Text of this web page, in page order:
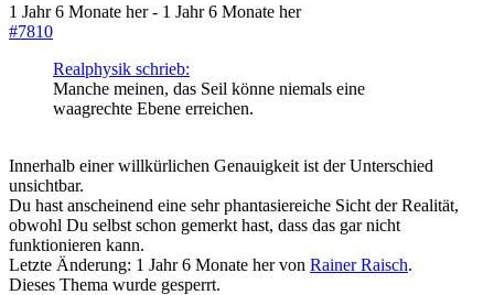
1 Jahr 6 Monate her- 1 Jahr 6 Monate her
#7810
Realphysik schrieb:
Manche meinen, das Seil könne niemals eine
waagrechte Ebene erreichen.
Innerhalb einer willkürlichen Genauigkeit ist der Unterschied
unsichtbar.
Du hast anscheinend eine sehr phantasiereiche Sicht der Realität,
obwohl Du selbst schon gemerkt hast, dass das gar nicht
funktionieren kann.
Letzte Änderung: 1 Jahr 6 Monate her von Rainer Raisch.
Dieses Thema wurde gesperrt.